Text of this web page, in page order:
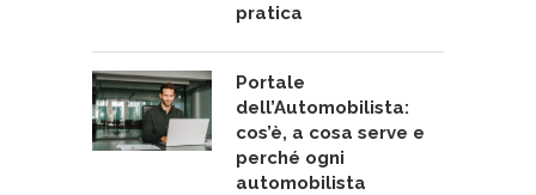
pratica
Portale
dell’Automobilista:
cos’è, a cosa serve e
perché ogni
automobilista